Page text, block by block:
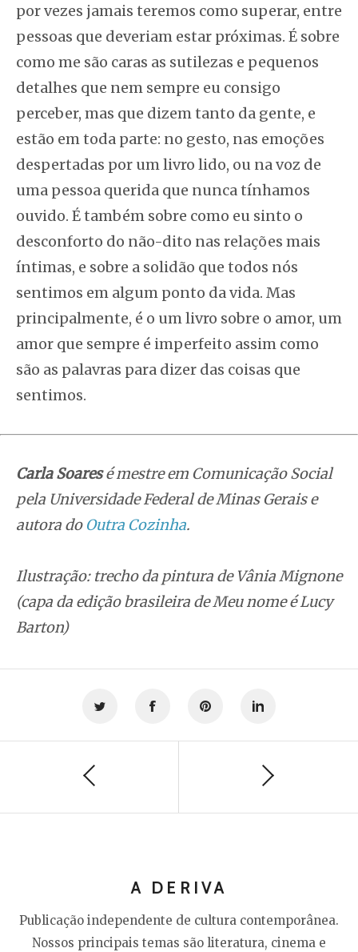
por vezes jamais teremos como superar, entre
pessoas que deveriam estar próximas. É sobre
como me são caras as sutilezas e pequenos
detalhes que nem sempre eu consigo
perceber, mas que dizem tanto da gente, e
estão em toda parte: no gesto, nas emoções
despertadas por um livro lido, ou na voz de
uma pessoa querida que nunca tínhamos
ouvido. É também sobre como eu sinto o
desconforto do não-dito nas relações mais
íntimas, e sobre a solidão que todos nós
sentimos em algum ponto da vida. Mas
principalmente, é o um livro sobre o amor, um
amor que sempre é imperfeito assim como
são as palavras para dizer das coisas que
sentimos.
Carla Soaresé mestre em Comunicação Social
pela Universidade Federal de Minas Gerais e
autora do Outra Cozinha.
Ilustração: trecho da pintura de Vânia Mignone
(capa da edição brasileira de Meu nome é Lucy
Barton)
A DERIVA
Publicação independente de cultura contemporânea.
Nossos principais temas são literatura, cinema e